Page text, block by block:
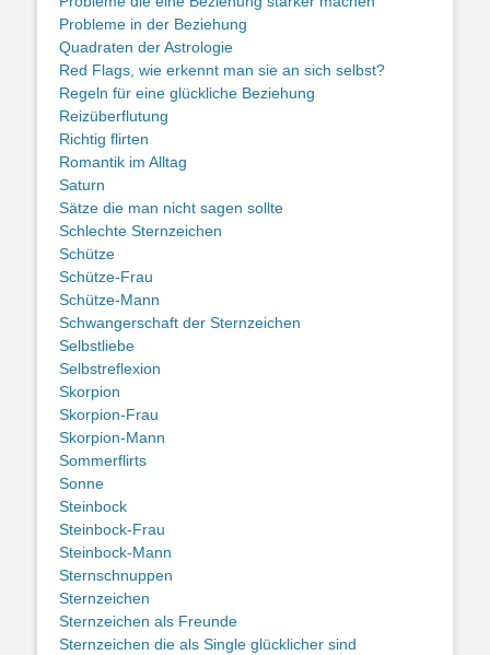
Probleme in der Beziehung
Quadraten der Astrologie
Red Flags, wie erkennt man sie an sich selbst?
Regeln für eine glückliche Beziehung
Reizüberflutung
Richtig flirten
Romantik im Alltag
Saturn
Sätze die man nicht sagen sollte
Schlechte Sternzeichen
Schütze
Schütze-Frau
Schütze-Mann
Schwangerschaft der Sternzeichen
Selbstliebe
Selbstreflexion
Skorpion
Skorpion-Frau
Skorpion-Mann
Sommerflirts
Sonne
Steinbock
Steinbock-Frau
Steinbock-Mann
Sternschnuppen
Sternzeichen
Sternzeichen als Freunde
Sternzeichen die als Single glücklicher sind